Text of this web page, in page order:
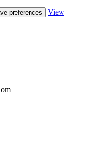
preferences
View